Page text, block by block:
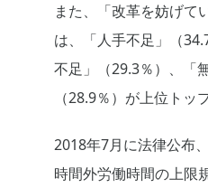
また、「改革を妨げて
は、「人手不足」（
不足」（29.3％）、「
（28.9％）が上位トッ
2018年7月に法律公布
時間外労働時間の上限